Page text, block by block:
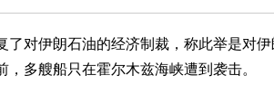
了对伊朗石油的经济制裁，称此举是对
，多艘船只在霍尔木兹海峡遭到袭击。